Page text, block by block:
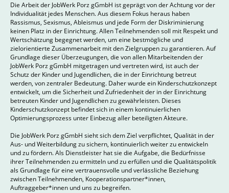
Die Arbeit der JobWerk Porz gGmbH ist geprägt von der Achtung vor der
Individualität jedes Menschen. Aus diesem Fokus heraus haben
Rassismus, Sexismus, Ableismus und jede Form der Diskriminierung
keinen Platz in der Einrichtung. Allen Teilnehmenden soll mit Respekt und
Wertschätzung begegnet werden, um eine bestmögliche und
zielorientierte Zusammenarbeit mit den Zielgruppen zu garantieren. Auf
Grundlage dieser Überzeugungen, die von allen Mitarbeitenden der
JobWerk Porz gGmbH mitgetragen und vertreten wird, ist auch der
Schutz der Kinder und Jugendlichen, die in der Einrichtung betreut
werden, von zentraler Bedeutung. Daher wurde ein Kinderschutzkonzept
entwickelt, um die Sicherheit und Zufriedenheit der in der Einrichtung
betreuten Kinder und Jugendlichen zu gewährleisten. Dieses
Kinderschutzkonzept befindet sich in einem kontinuierlichen
Optimierungsprozess unter Einbezug aller beteiligten Akteure.
Die JobWerk Porz gGmbH sieht sich dem Ziel verpflichtet, Qualität in der
Aus- und Weiterbildung zu sichern, kontinuierlich weiter zu entwickeln
und zu fördern. Als Dienstleister hat sie die Aufgabe, die Bedürfnisse
ihrer Teilnehmenden zu ermitteln und zu erfüllen und die Qualitätspolitik
als Grundlage für eine vertrauensvolle und verlässliche Beziehung
zwischen Teilnehmenden, Kooperationspartner*innen,
Auftraggeber*innen und uns zu begreifen.